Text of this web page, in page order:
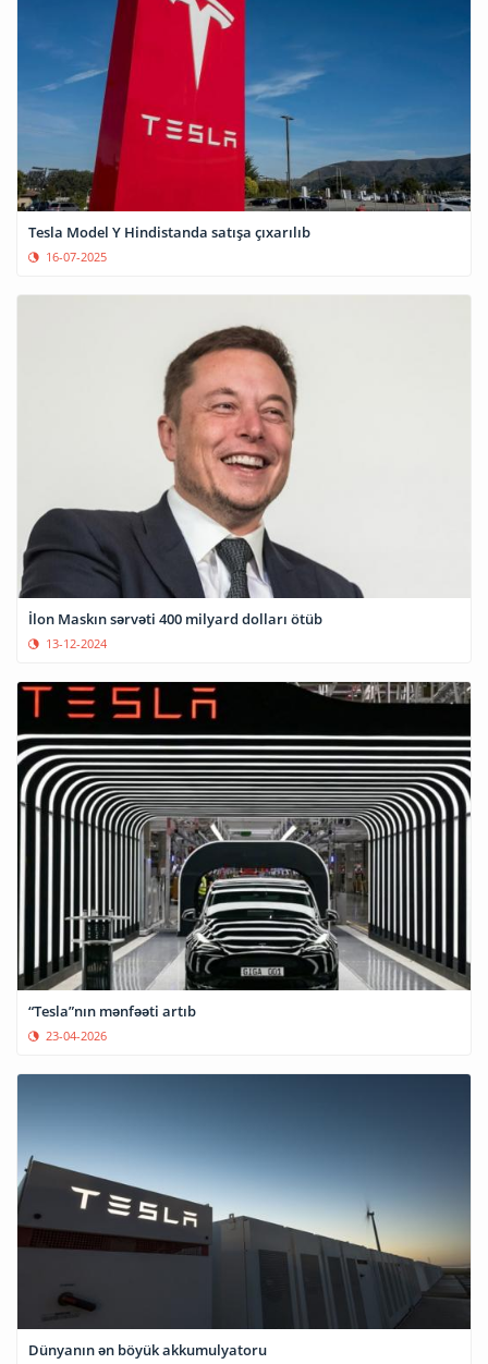
Tesla Model Y Hindistanda satışa çıxarılıb
16-07-2025
İlon Maskın sərvəti 400 milyard dolları ötüb
13-12-2024
“Tesla”nın mənfəəti artıb
23-04-2026
Dünyanın ən böyük akkumulyatoru